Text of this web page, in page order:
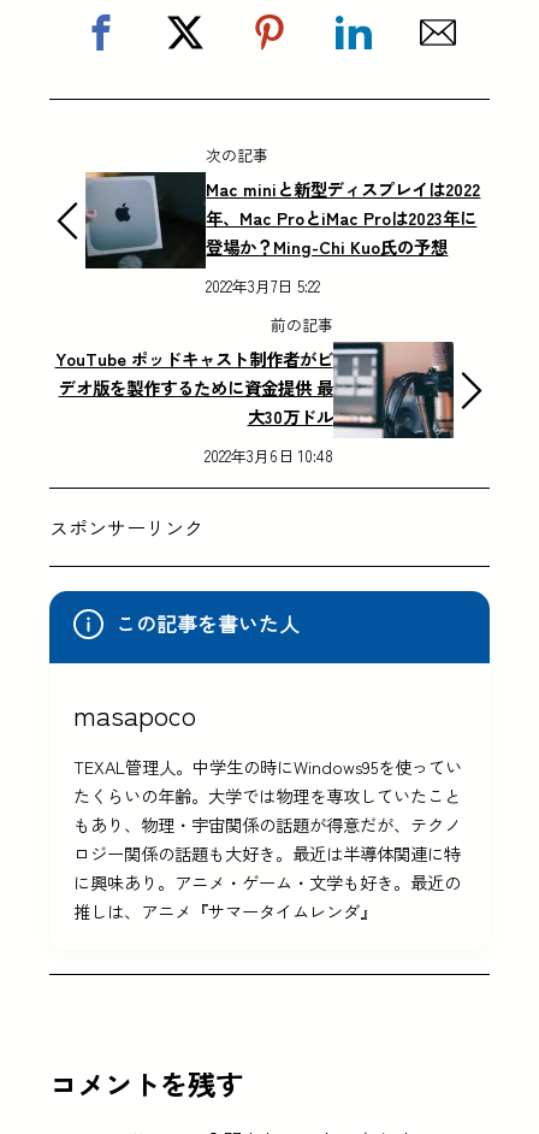
次の記事
Mac miniと新型ディスプレイは2022
年、Mac ProとiMac Proは2023年に
登場か？Ming-Chi Kuo氏の予想
2022年3月7日 5:22
前の記事
YouTube ポッドキャスト制作者がビ
デオ版を製作するために資金提供 最
大30万ドル
2022年3月6日 10:48
スポンサーリンク
この記事を書いた人
masapoco
TEXAL管理人。中学生の時にWindows95を使ってい
たくらいの年齢。大学では物理を専攻していたこと
もあり、物理・宇宙関係の話題が得意だが、テクノ
ロジー関係の話題も大好き。最近は半導体関連に特
に興味あり。アニメ・ゲーム・文学も好き。最近の
推しは、アニメ『サマータイムレンダ』
コメントを残す